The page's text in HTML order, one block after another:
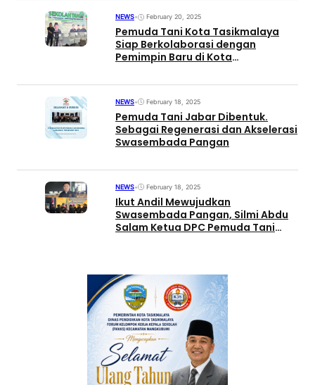
NEWS• February 20, 2025
Pemuda Tani Kota Tasikmalaya
Siap Berkolaborasi dengan
Pemimpin Baru di Kota
NEWS• February 18, 2025
Pemuda Tani Jabar Dibentuk.
Sebagai Regenerasi dan Akselerasi
Swasembada Pangan
NEWS• February 18, 2025
Ikut Andil Mewujudkan
Swasembada Pangan, Silmi Abdu
Salam Ketua DPC Pemuda Tani